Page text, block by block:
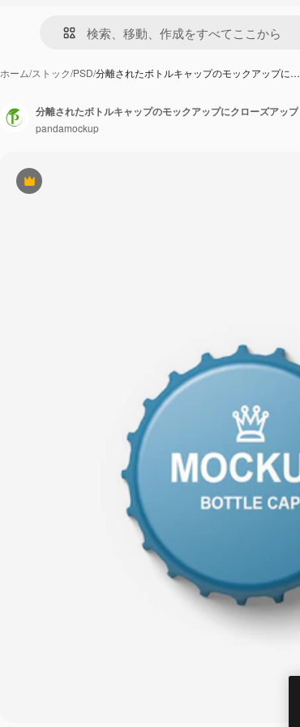
ホーム/ストック/PSD/分離されたボトルキャップのモックアップに…
Premium
分離されたボトルキャップのモックアップにクローズアップ
pandamockup